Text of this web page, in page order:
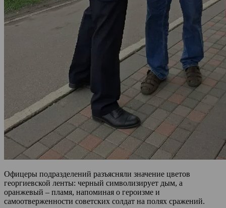
Офицеры подразделений разъясняли значение цветов
георгиевской ленты: черный символизирует дым, а
оранжевый – пламя, напоминая о героизме и
самоотверженности советских солдат на полях сражений.